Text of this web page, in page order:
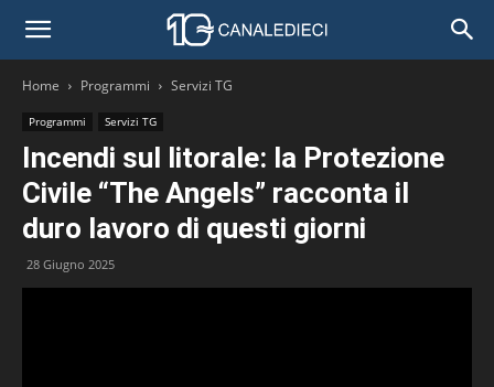
Home Programmi Servizi TG
Programmi Servizi TG
Incendi sul litorale: la Protezione
Civile “The Angels” racconta il
duro lavoro di questi giorni
28 Giugno 2025